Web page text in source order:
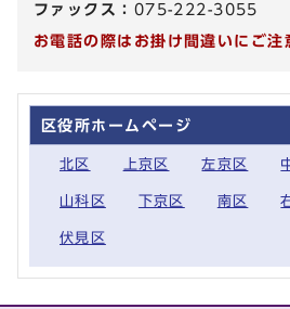
ファックス： 075-222-3055
お電話の際はお掛け間違いにご注
区役所ホームページ
北区 上京区 左京区
山科区 下京区 南区
伏見区